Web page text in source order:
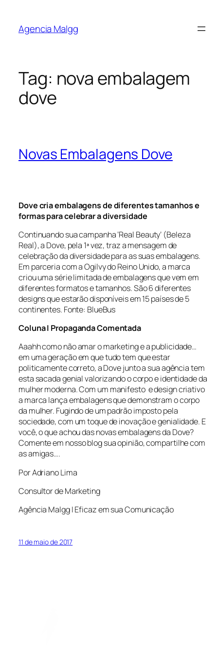
Agencia Malgg
Tag: nova embalagem
dove
Novas Embalagens Dove
Dove cria embalagens de diferentes tamanhos e
formas para celebrar a diversidade
Continuando sua campanha ‘Real Beauty‘ (Beleza
Real), a Dove, pela 1ª vez, traz a mensagem de
celebração da diversidade para as suas embalagens.
Em parceria com a Ogilvy do Reino Unido, a marca
criou uma série limitada de embalagens que vem em
diferentes formatos e tamanhos. São 6 diferentes
designs que estarão disponíveis em 15 países de 5
continentes. Fonte: BlueBus
Coluna I Propaganda Comentada
Aaahh como não amar o marketing e a publicidade…
em uma geração em que tudo tem que estar
politicamente correto, a Dove junto a sua agência tem
esta sacada genial valorizando o corpo e identidade da
mulher moderna. Com um manifesto e design criativo
a marca lança embalagens que demonstram o corpo
da mulher. Fugindo de um padrão imposto pela
sociedade, com um toque de inovação e genialidade. E
você, o que achou das novas embalagens da Dove?
Comente em nosso blog sua opinião, compartilhe com
as amigas….
Por Adriano Lima
Consultor de Marketing
Agência Malgg I Eficaz em sua Comunicação
11 de maio de 2017